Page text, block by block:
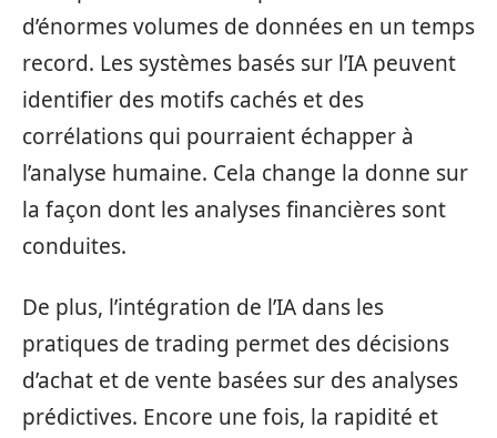
d’énormes volumes de données en un temps
record. Les systèmes basés sur l’IA peuvent
identifier des motifs cachés et des
corrélations qui pourraient échapper à
l’analyse humaine. Cela change la donne sur
la façon dont les analyses financières sont
conduites.
De plus, l’intégration de l’IA dans les
pratiques de trading permet des décisions
d’achat et de vente basées sur des analyses
prédictives. Encore une fois, la rapidité et